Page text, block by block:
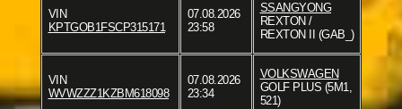
VIN
KPTGOB1FSCP315171
07.08.2026
23:58
SSANGYONG
REXTON /
REXTON II (GAB_)
VIN
WVWZZZ1KZBM618098
07.08.2026
23:34
VOLKSWAGEN
GOLF PLUS (5M1,
521)